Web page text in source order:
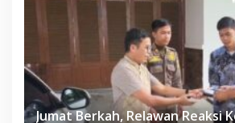
Jumat Berkah, Relawan Reaksi